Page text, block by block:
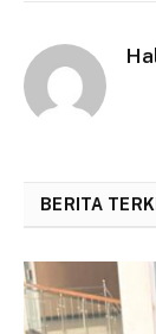
BERITA